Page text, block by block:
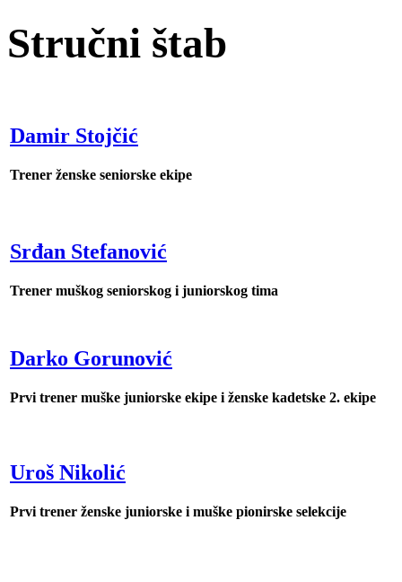
Stručni štab
Damir Stojčić
Trener ženske seniorske ekipe
Srđan Stefanović
Trener muškog seniorskog i juniorskog tima
Darko Gorunović
Prvi trener muške juniorske ekipe i ženske kadetske 2. ekipe
Uroš Nikolić
Prvi trener ženske juniorske i muške pionirske selekcije